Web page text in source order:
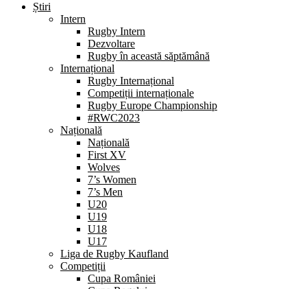
Știri
Intern
Rugby Intern
Dezvoltare
Rugby în această săptămână
Internațional
Rugby Internațional
Competiții internaționale
Rugby Europe Championship
#RWC2023
Națională
Națională
First XV
Wolves
7’s Women
7’s Men
U20
U19
U18
U17
Liga de Rugby Kaufland
Competiții
Cupa României